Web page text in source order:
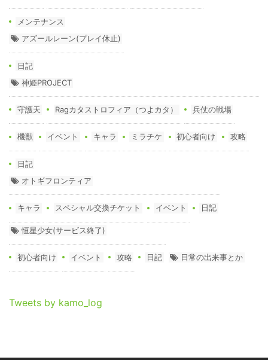
メンテナンス
アズールレーン(プレイ休止)
日記
神姫PROJECT
守護天 Ragカタストロフィア（つよカタ） 兵仗の戦場
機獣 イベント キャラ ミラチケ 初心者向け 攻略
日記
オトギフロンティア
キャラ スペシャル交換チケット イベント 日記
恒星少女(サービス終了)
初心者向け イベント 攻略 日記 日常の出来事とか
Tweets by kamo_log